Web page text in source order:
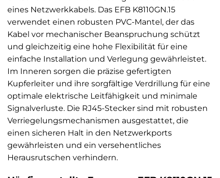
eines Netzwerkkabels. Das EFB K8110GN.15
verwendet einen robusten PVC-Mantel, der das
Kabel vor mechanischer Beanspruchung schützt
und gleichzeitig eine hohe Flexibilität für eine
einfache Installation und Verlegung gewährleistet.
Im Inneren sorgen die präzise gefertigten
Kupferleiter und ihre sorgfältige Verdrillung für eine
optimale elektrische Leitfähigkeit und minimale
Signalverluste. Die RJ45-Stecker sind mit robusten
Verriegelungsmechanismen ausgestattet, die
einen sicheren Halt in den Netzwerkports
gewährleisten und ein versehentliches
Herausrutschen verhindern.